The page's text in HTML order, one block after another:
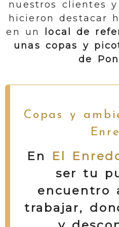
nuestros clientes
hicieron destacar
en un
local de
unas copas y
de
Copas y
En El
ser tu
encuentro
trabajar,